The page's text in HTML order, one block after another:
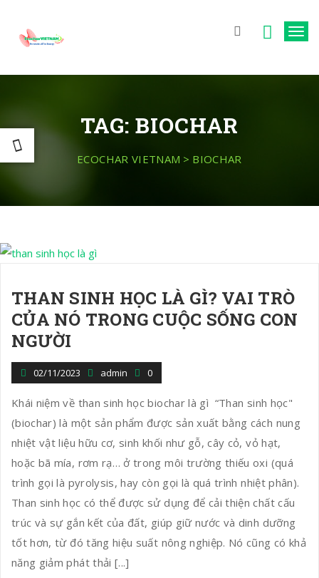
T
g
o
TAG:BIOCHAR
ECOCHAR VIETNAM > BIOCHAR
THAN SINH HỌC LÀ GÌ? VAI TRÒ
CỦA NÓ TRONG CUỘC SỐNG CON
NGƯỜI
02/11/2023 admin 0
Khái niệm về than sinh học biochar là gì “Than sinh học"
(biochar) là một sản phẩm được sản xuất bằng cách nung
nhiệt vật liệu hữu cơ, sinh khối như gỗ, cây cỏ, vỏ hạt,
hoặc bã mía, rơm rạ… ở trong môi trường thiếu oxi (quá
trình gọi là pyrolysis, hay còn gọi là quá trình nhiệt phân).
Than sinh học có thể được sử dụng để cải thiện chất cấu
trúc và sự gắn kết của đất, giúp giữ nước và dinh dưỡng
tốt hơn, từ đó tăng hiệu suất nông nghiệp. Nó cũng có khả
năng giảm phát thải [...]